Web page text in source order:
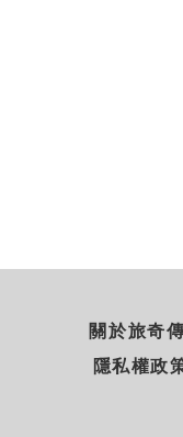
關於旅奇
隱私權政